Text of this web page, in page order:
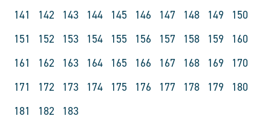
141
142 143 144 145 146 147 148 149
150
151
152 153 154 155 156 157 158 159
160
161
162 163 164 165 166 167 168 169
170
171
172 173 174 175 176 177 178 179
180
181
182 183